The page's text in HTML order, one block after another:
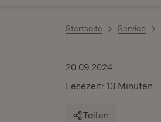
Startseite Service
20.09.2024
Lesezeit: 13 Minuten
Teilen